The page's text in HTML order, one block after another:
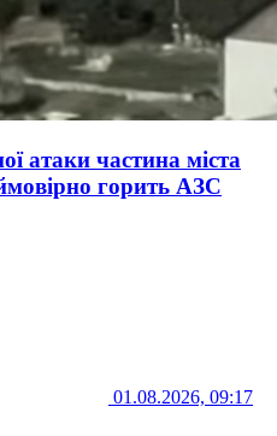
атаки частина міста
горить АЗС
01.08.2026, 09:17